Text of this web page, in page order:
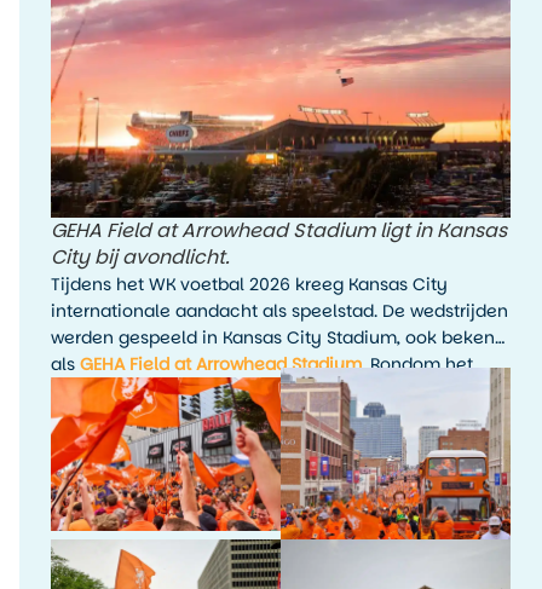
GEHA Field at Arrowhead Stadium ligt in Kansas
City bij avondlicht.
Tijdens het WK voetbal 2026 kreeg Kansas City
internationale aandacht als speelstad. De wedstrijden
werden gespeeld in Kansas City Stadium, ook bekend
als GEHA Field at Arrowhead Stadium. Rondom het
toernooi waren er fanactiviteiten, kijkfeesten en
evenementen in de stad.